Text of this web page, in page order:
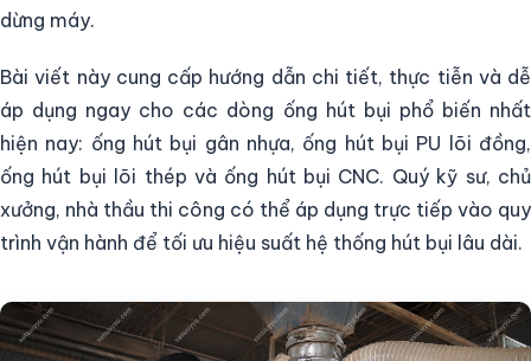
dừng máy.
Bài viết này cung cấp hướng dẫn chi tiết, thực tiễn và dễ
áp dụng ngay cho các dòng ống hút bụi phổ biến nhất
hiện nay: ống hút bụi gân nhựa, ống hút bụi PU lõi đồng,
ống hút bụi lõi thép và ống hút bụi CNC. Quý kỹ sư, chủ
xưởng, nhà thầu thi công có thể áp dụng trực tiếp vào quy
trình vận hành để tối ưu hiệu suất hệ thống hút bụi lâu dài.